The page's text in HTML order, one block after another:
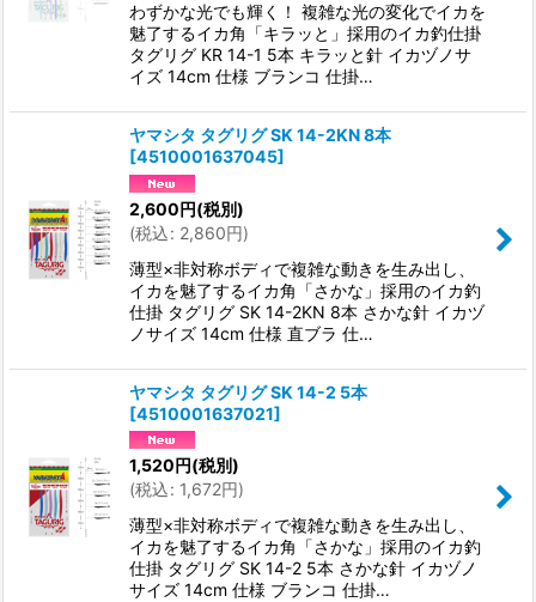
わずかな光でも輝く！ 複雑な光の変化でイカを
魅了するイカ角「キラッと」採用のイカ釣仕掛
タグリグ KR 14-1 5本 キラッと針 イカヅノサ
イズ 14cm 仕様 ブランコ 仕掛…
ヤマシタ タグリグ SK 14-2KN 8本
[4510001637045]
2,600円(税別)
(税込: 2,860円)
薄型×非対称ボディで複雑な動きを生み出し、
イカを魅了するイカ角「さかな」採用のイカ釣
仕掛 タグリグ SK 14-2KN 8本 さかな針 イカヅ
ノサイズ 14cm 仕様 直ブラ 仕…
ヤマシタ タグリグ SK 14-2 5本
[4510001637021]
1,520 円(税別)
(税込: 1,672円)
薄型×非対称ボディで複雑な動きを生み出し、
イカを魅了するイカ角「さかな」採用のイカ釣
仕掛 タグリグ SK 14-2 5本 さかな針 イカヅノ
サイズ 14cm 仕様 ブランコ 仕掛…